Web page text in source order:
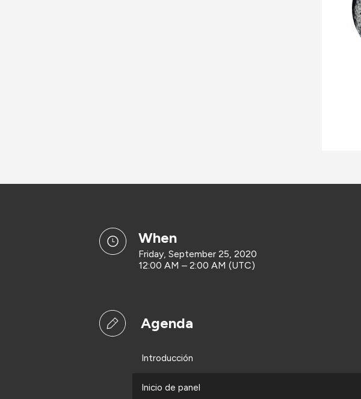
when
Friday, September 25, 2020
12:00 AM – 2:00 AM (UTC)
Agenda
Introducción
Inicio de panel